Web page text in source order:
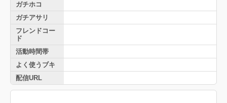
ガチホコ
ガチアサリ
フレンドコー
ド
活動時間帯
よく使うブキ
配信URL